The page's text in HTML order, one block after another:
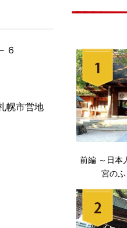
６
幌市営地
前編 ～日本
宮の